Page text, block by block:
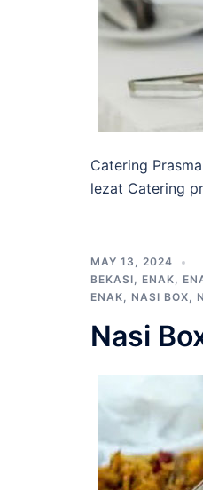
Catering
lezat Catering
MAY 13, 2024
BEKASI
ENAK
ENAK
NASI BOX
Nasi